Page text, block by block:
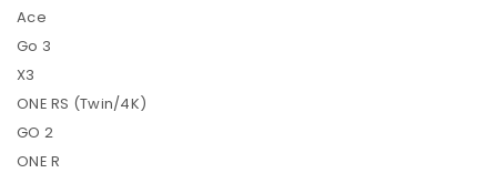
Ace
Go 3
X3
ONE RS (Twin/4K)
GO 2
ONE R